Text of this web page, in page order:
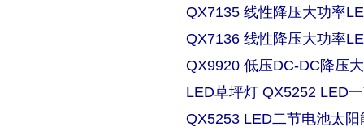
QX7135 线性降压大功率
QX7136 线性降压大功率
QX9920 低压DC-DC降压
LED草坪灯 QX5252 LED
QX5253 LED二节电池太